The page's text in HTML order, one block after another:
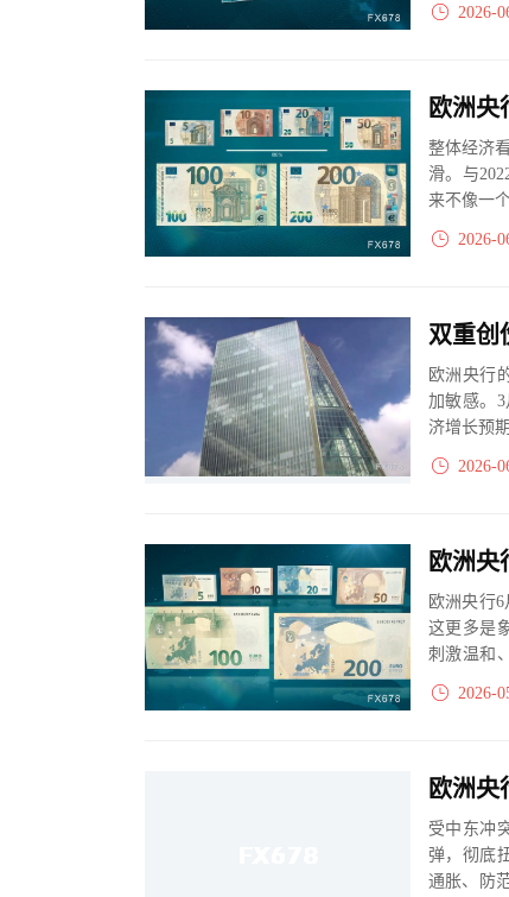
2026-
整体经济
滑。与
来不像一
2026-
欧洲央行
加敏感。
济增长预
售支出方
2026-
欧洲央行
这更多是
刺激温和
前市场仅
2026-
欧洲央
受中东冲
弹，彻底
通胀、防